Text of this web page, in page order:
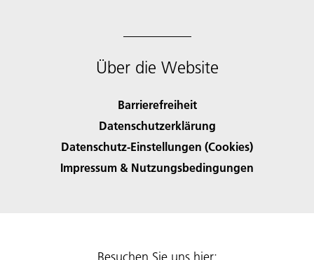
Über die Website
Barrierefreiheit
Datenschutzerklärung
Datenschutz-Einstellungen (Cookies)
Impressum & Nutzungsbedingungen